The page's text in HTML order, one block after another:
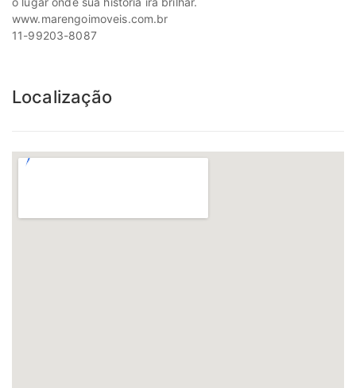
www.marengoimoveis.com.br
11-99203-8087
Localização